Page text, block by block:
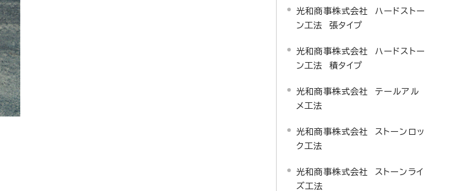
光和商事株式会社 ハードストー
ン工法 張タイプ
光和商事株式会社 ハードストー
ン工法 積タイプ
光和商事株式会社 テールアル
メ工法
光和商事株式会社 ストーンロッ
ク工法
光和商事株式会社 ストーンライ
ズ工法